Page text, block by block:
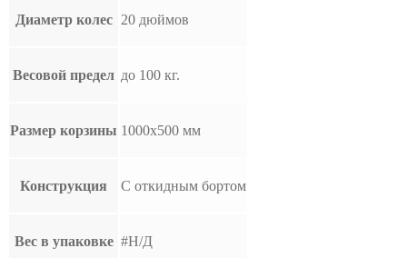
Диаметр колес 20 дюймов
Весовой предел до 100 кг.
Размер корзины 1000х500 мм
Конструкция С откидным бортом
Вес в упаковке #Н/Д